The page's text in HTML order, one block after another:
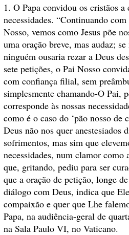
1. O Papa convidou os cristãos a
necessidades. “Continuando
Nosso, vemos como Jesus põe
uma oração breve, mas audaz;
ninguém ousaria rezar a Deus
sete petições, o Pai Nosso
com confiança filial, sem
simplesmente chamando-O Pai,
corresponde às nossas
como é o caso do ‘pão nosso de
Deus não nos quer anestesiados
sofrimentos, mas sim que
necessidades, num clamor como
que, gritando, pediu para ser
que a oração de petição, longe
diálogo com Deus, indica que
compaixão e quer que Lhe
Papa, na audiência-geral de
na Sala Paulo VI, no Vaticano.